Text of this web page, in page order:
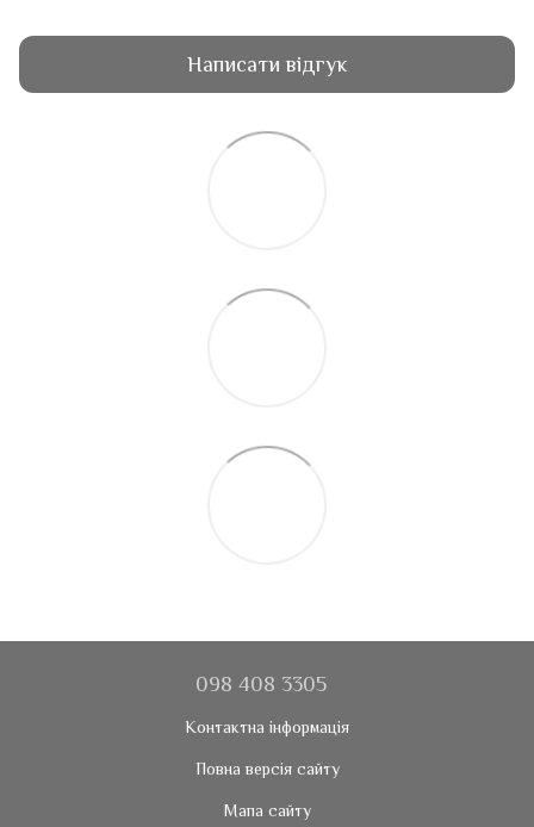
Написати відгук
098 408 3305
Контактна інформація
Повна версія сайту
Мапа сайту